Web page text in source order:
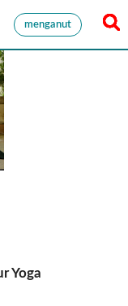
menganut
Yoga